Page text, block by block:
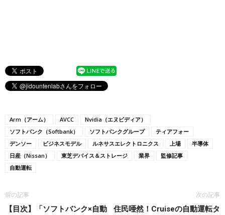
Arm（アーム） AVCC
Nvidia（エヌビディア）
ソフトバンク（Softbank）
ソフトバンクグループ
ティアフォー
デンソー
ビジネスモデル ルネサスエレクトロニクス 上場
半導体
日産（Nissan）
東芝デバイス＆ストレージ 業界
監修記事
自動運転
前の記事
【目次】「ソフトバンク×自動
次の記事
住民唖然！Cruiseの自動運転タ